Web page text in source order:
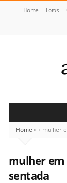
Home Fotos
Notícias
Home »» mulher
mulher
sentada